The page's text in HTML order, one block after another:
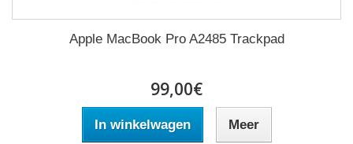
Apple MacBook Pro A2485 Trackpad
99,00€
In winkelwagen Meer